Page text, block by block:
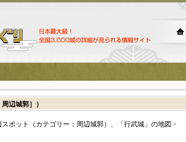
周辺城郭］）
ポット（カテゴリー：周辺城郭）、「行武城」の地図・